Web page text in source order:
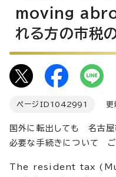
moving
れる方の市税
ページID 1042991 更
国外に転出しても 名古屋
必要な手続きについて ご
The resident tax